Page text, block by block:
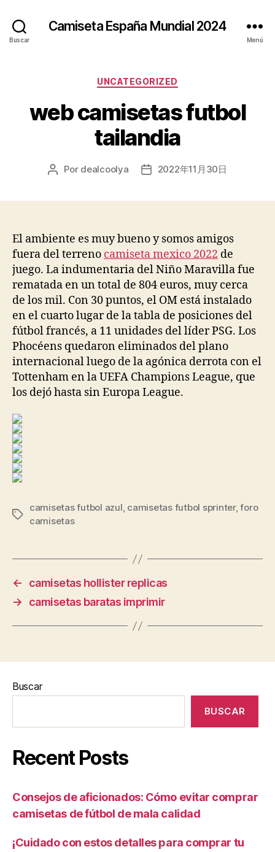
Buscar
Camiseta España Mundial 2024
Menú
Categorías
UNCATEGORIZED
web camisetas futbol
tailandia
Autor
Por dealcoolya
Fecha2022年11月30日
El ambiente es muy bueno y somos amigos
fuera del terreno camiseta mexico 2022 de
juego. La indumentaria del Niño Maravilla fue
rematada en un total de 804 euros, muy cerca
de los mil. Con 30 puntos, el OM está instalado
en el cuarto lugar de la tabla de posiciones del
fútbol francés, a 11 unidades del líder PSG. Los
Phocéens quedaron eliminados del plano
internacional luego de la agónica derrota con el
Tottenham en la UEFA Champions League, que
los dejó hasta sin Europa League.
Etiquetas
camisetas futbol azul, camisetas futbol sprinter,foro
camisetas
←
camisetas hollister replicas
→
camisetas baratas imprimir
Buscar
BUSCAR
Recent Posts
Consejos de aficionados: Cómo evitar comprar
camisetas de fútbol de mala calidad
¡Cuidado con estos detalles para comprar tu